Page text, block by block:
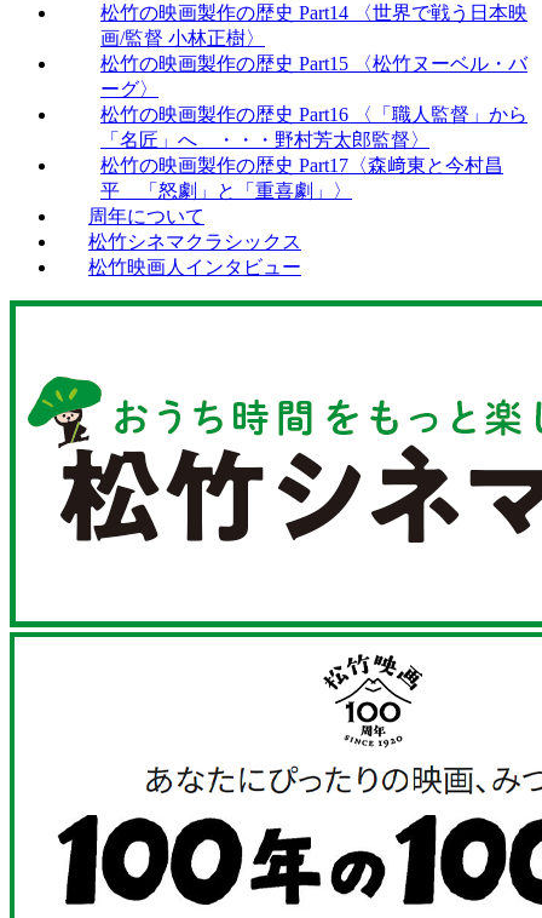
松竹の映画製作の歴史 Part14 〈世界で戦う日本映
画/監督 小林正樹〉
松竹の映画製作の歴史 Part15 〈松竹ヌーベル・バ
ーグ〉
松竹の映画製作の歴史 Part16 〈「職人監督」から
「名匠」へ ・・・野村芳太郎監督〉
松竹の映画製作の歴史 Part17〈森﨑東と今村昌
平 「怒劇」と「重喜劇」〉
周年について
松竹シネマクラシックス
松竹映画人インタビュー